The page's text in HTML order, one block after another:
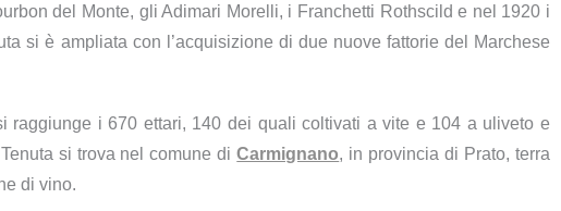
del Monte, gli Adimari Morelli, i Franchetti Rothscild e nel 1920 i
si è ampliata con l’acquisizione di due nuove fattorie del Marchese
raggiunge i 670 ettari, 140 dei quali coltivati a vite e 104 a uliveto e
si trova nel comune diCarmignano, in provincia di Prato, terra
di vino.